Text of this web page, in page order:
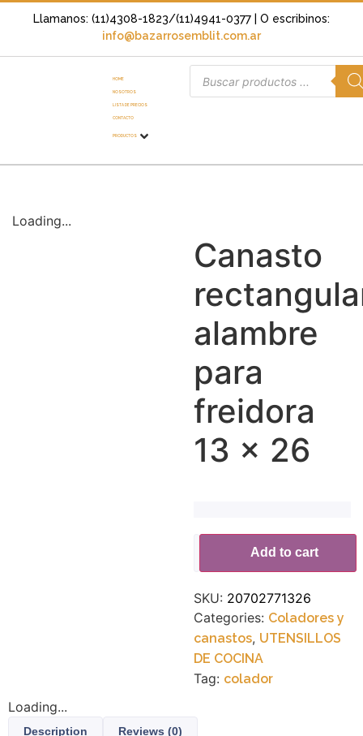
Llamanos: (11)4308-1823/(11)4941-0377
| O escribinos:
info@bazarrosemblit.com.ar
HOME
NOSOTROS
LISTA DE PRECIOS
CONTACTO
PRODUCTOS
Loading...
Canasto
alambre
para
freidora
13 x 26
Add to cart
Alternative:
SKU: 20702771326
Categories: Coladores y
canastos, UTENSILLOS
DE COCINA
Tag: colador
Loading...
Description Reviews (0)